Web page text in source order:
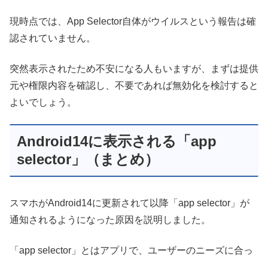
現時点では、App Selector自体がウイルスという報告は確
認されていません。
突然表示されたため不安になる人もいますが、まずは提供
元や権限内容を確認し、不要であれば無効化を検討すると
よいでしょう。
Android14に表示される「app
selector」（まとめ）
スマホがAndroid14に更新されて以降「app selector」が
通知されるようになった原因を説明しました。
「app selector」とはアプリで、ユーザーのニーズに合っ